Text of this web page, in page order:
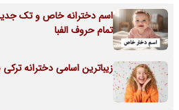
اسم دخترانه خاص و تک
تمام حروف الفبا
زیباترین اسامی دخترانه